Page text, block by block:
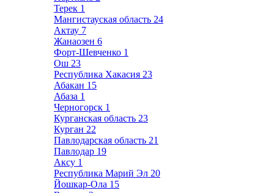
Терек 1
Мангистауская область 24
Актау 7
Жанаозен 6
Форт-Шевченко 1
Ош 23
Республика Хакасия 23
Абакан 15
Абаза 1
Черногорск 1
Курганская область 23
Курган 22
Павлодарская область 21
Павлодар 19
Аксу 1
Республика Марий Эл 20
Йошкар-Ола 15